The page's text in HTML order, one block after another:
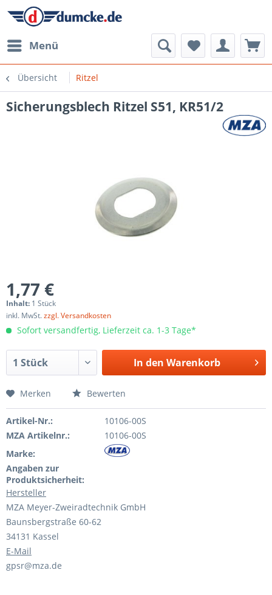
Menü
Übersicht Ritzel
Sicherungsblech Ritzel S51, KR51/2
1,77 €
Inhalt: 1 Stück
inkl. MwSt.zzgl. Versandkosten
Sofort versandfertig, Lieferzeit ca. 1-3 Tage*
In den Warenkorb
Merken Bewerten
Artikel-Nr.:
10106-00S
MZA Artikelnr.:
10106-00S
Marke:
Angaben zur
Produktsicherheit:
Hersteller
MZA Meyer-Zweiradtechnik GmbH
Baunsbergstraße 60-62
34131 Kassel
E-Mail
gpsr@mza.de